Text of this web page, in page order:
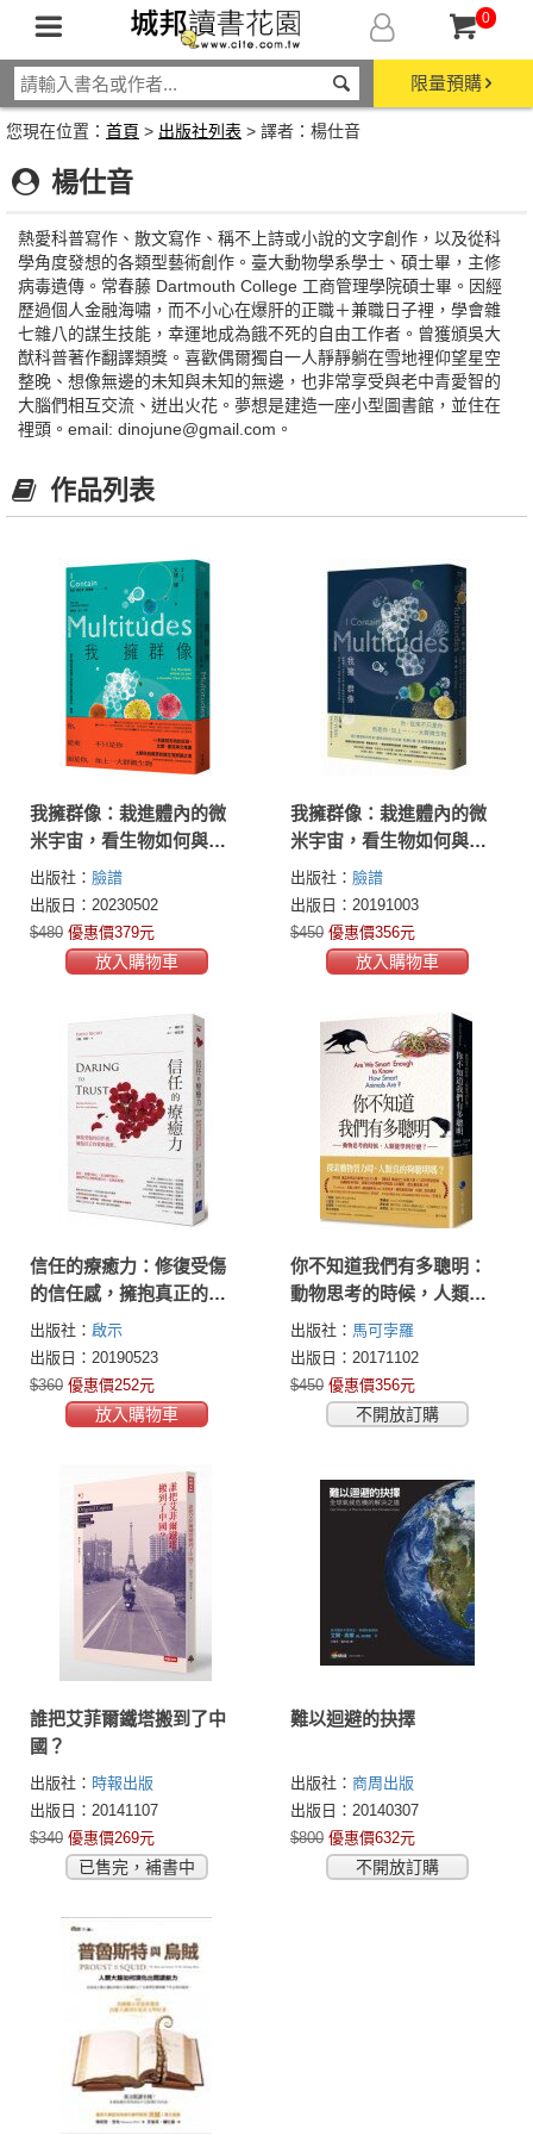
0
限量預購
您現在位置： 首頁 > 出版社列表 > 譯者：楊仕音
楊仕音
熱愛科普寫作、散文寫作、稱不上詩或小說的文字創作，以及從科
學角度發想的各類型藝術創作。臺大動物學系學士、碩士畢，主修
病毒遺傳。常春藤 Dartmouth College 工商管理學院碩士畢。因經
歷過個人金融海嘯，而不小心在爆肝的正職＋兼職日子裡，學會雜
七雜八的謀生技能，幸運地成為餓不死的自由工作者。曾獲頒吳大
猷科普著作翻譯類獎。喜歡偶爾獨自一人靜靜躺在雪地裡仰望星空
整晚、想像無邊的未知與未知的無邊，也非常享受與老中青愛智的
大腦們相互交流、迸出火花。夢想是建造一座小型圖書館，並住在
裡頭。email: dinojune@gmail.com。
作品列表
我擁群像：栽進體內的微
米宇宙，看生物如何與看
不見的微生物互相算計、
威脅、合作、保護，塑造
大自然的全貌
出版社： 臉譜
出版日：20230502
$480 優惠價379元
放入購物車
我擁群像：栽進體內的微
米宇宙，看生物如何與看
不見的微生物互相算計、
威脅、合作、保護，塑造
大自然的全貌
出版社： 臉譜
出版日：20191003
$450 優惠價356元
放入購物車
信任的療癒力：修復受傷
的信任感，擁抱真正的愛
與親密
出版社： 啟示
出版日：20190523
$360 優惠價252元
放入購物車
你不知道我們有多聰明：
動物思考的時候，人類能
學到什麼？
出版社： 馬可孛羅
出版日：20171102
$450 優惠價356元
不開放訂購
誰把艾菲爾鐵塔搬到了中
國？
出版社： 時報出版
出版日：20141107
$340 優惠價269元
已售完，補書中
難以迴避的抉擇
出版社： 商周出版
出版日：20140307
$800 優惠價632元
不開放訂購